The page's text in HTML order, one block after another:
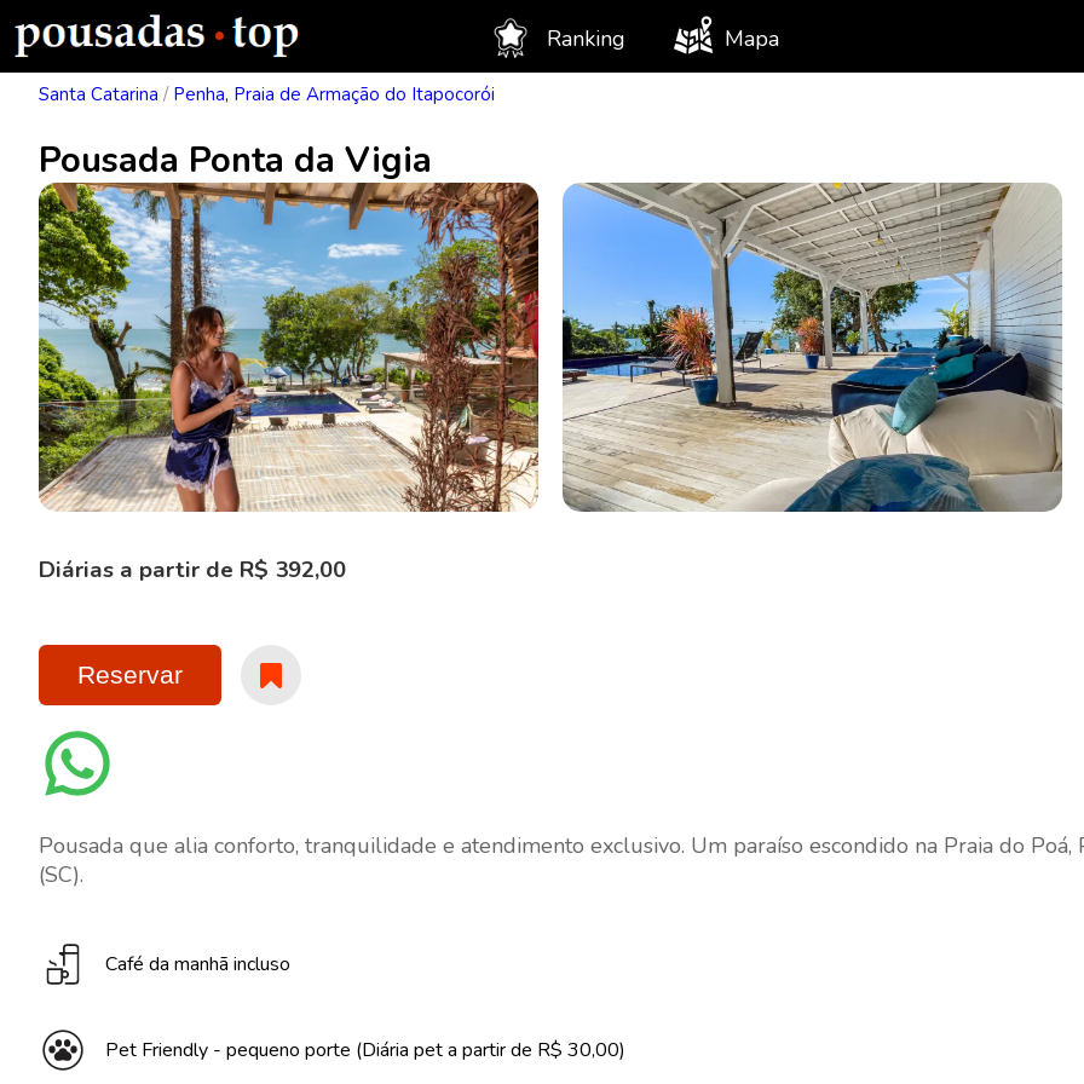
Ranking Mapa
Santa Catarina / Penha, Praia de Armação do Itapocorói
Pousada Ponta da Vigia
Diárias a partir de R$ 392,00
Reservar
Pousada que alia conforto, tranquilidade e atendimento exclusivo. Um paraíso escondido na Praia do Poá,
(SC).
Café da manhã incluso
Pet Friendly - pequeno porte (Diária pet a partir de R$ 30,00)